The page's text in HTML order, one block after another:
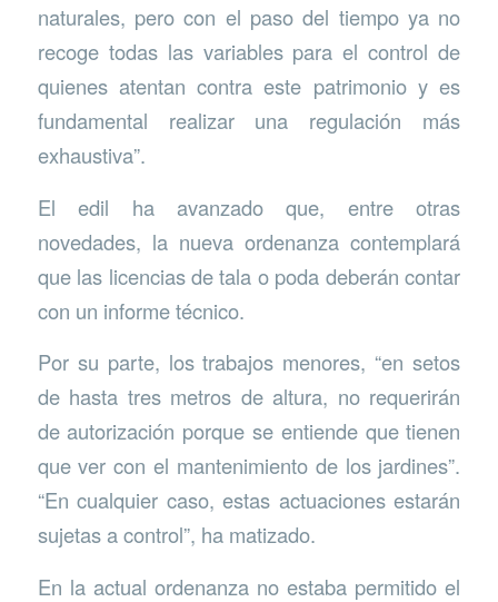
naturales, pero con el paso del tiempo ya no
recoge todas las variables para el control de
quienes atentan contra este patrimonio y es
fundamental realizar una regulación más
exhaustiva”.
El edil ha avanzado que, entre otras
novedades, la nueva ordenanza contemplará
que las licencias de tala o poda deberán contar
con un informe técnico.
Por su parte, los trabajos menores, “en setos
de hasta tres metros de altura, no requerirán
de autorización porque se entiende que tienen
que ver con el mantenimiento de los jardines”.
“En cualquier caso, estas actuaciones estarán
sujetas a control”, ha matizado.
En la actual ordenanza no estaba permitido el